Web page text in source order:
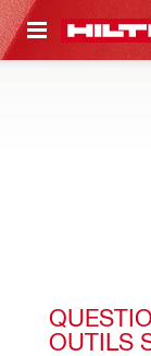
OUTILS